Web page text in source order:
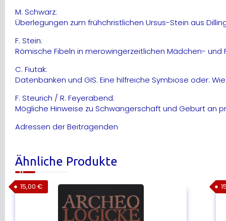
M. Schwarz:
Überlegungen zum frühchristlichen Ursus-Stein aus
F. Stein:
Römische Fibeln in merowingerzeitlichen Mädchen- und
C. Fiutak:
Datenbanken und GIS. Eine hilfreiche Symbiose oder:
F. Steurich / R. Feyerabend:
Mögliche Hinweise zu Schwangerschaft und Geburt an
Adressen der Beitragenden
Ähnliche Produkte
15,00 €